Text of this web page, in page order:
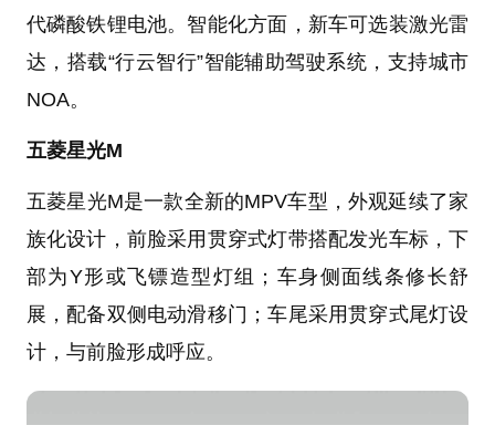
代磷酸铁锂电池。智能化方面，新车可选装激光雷
达，搭载“行云智行”智能辅助驾驶系统，支持城市
NOA。
五菱星光M
五菱星光M是一款全新的MPV车型，外观延续了家
族化设计，前脸采用贯穿式灯带搭配发光车标，下
部为Y形或飞镖造型灯组；车身侧面线条修长舒
展，配备双侧电动滑移门；车尾采用贯穿式尾灯设
计，与前脸形成呼应。